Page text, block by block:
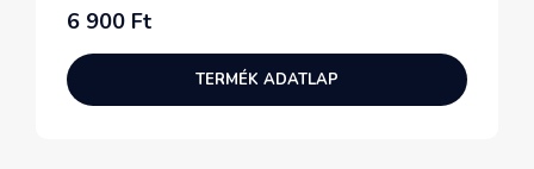
6 900 Ft
TERMÉK ADATLAP